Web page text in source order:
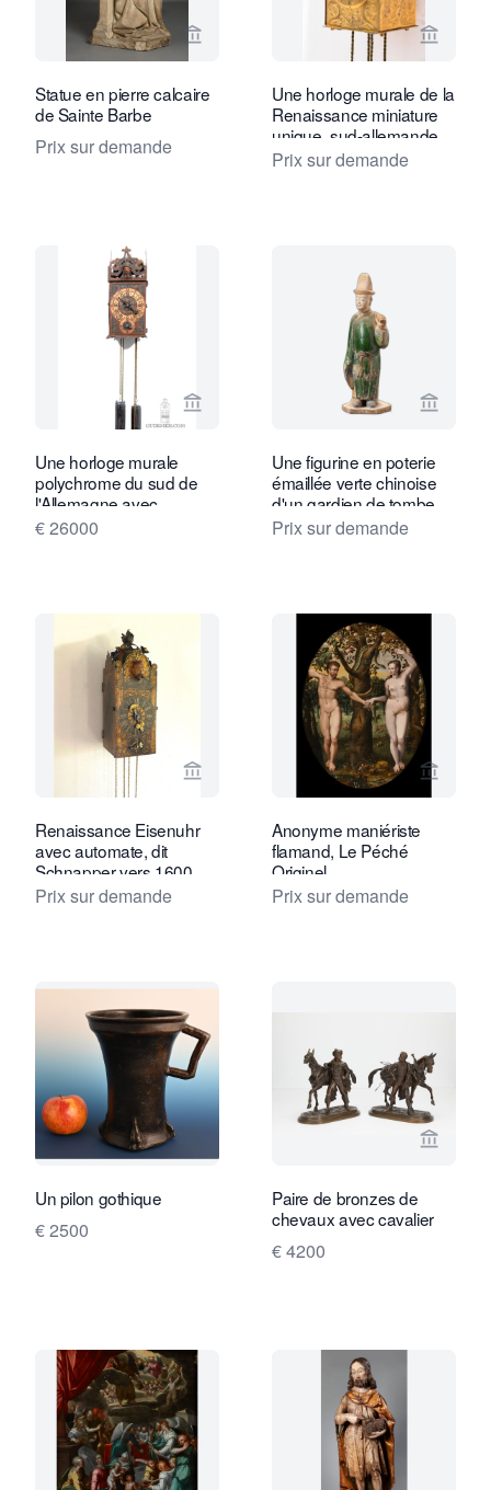
Voir la page vendeur de Kollenburg
Statue en pierre calcaire
de Sainte Barbe
Prix sur demande
Voir la
Une horloge murale de la
Renaissance miniature
unique, sud-allemande,
vers 1600.
Prix sur demande
Voir la page vendeur de Gude & Meis
Une horloge murale
polychrome du sud de
l'Allemagne avec
mécanisme, datant
€ 26000
Voir la
Une figurine en poterie
émaillée verte chinoise
d'un gardien de tombe
Prix sur demande
Voir la page vendeur de Van Dreven
Renaissance Eisenuhr
avec automate, dit
Schnapper vers 1600
Prix sur demande
Voir la
Anonyme maniériste
flamand, Le Péché
Originel
Prix sur demande
Voir la page vendeur de Limburg
Un pilon gothique
€ 2500
Voir la
Paire de bronzes de
chevaux avec cavalier
€ 4200